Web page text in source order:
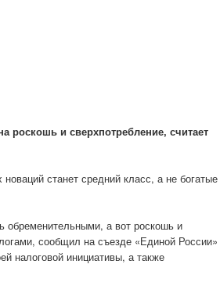
и сверхпотребление, считает
станет средний класс, а не богатые
обременительными, а вот роскошь и
сообщил на съезде «Единой России»
налоговой инициативы, а также